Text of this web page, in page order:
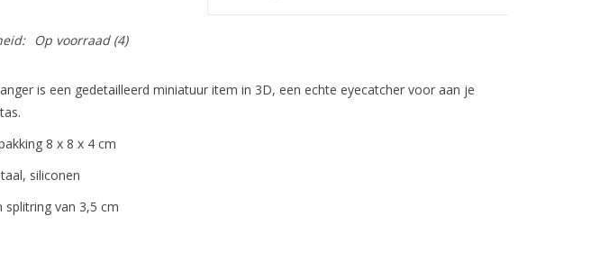
Op voorraad(4)
is een gedetailleerd miniatuur item in 3D, een echte eyecatcher voor aan je
8 x 8 x 4 cm
siliconen
splitring van 3,5 cm